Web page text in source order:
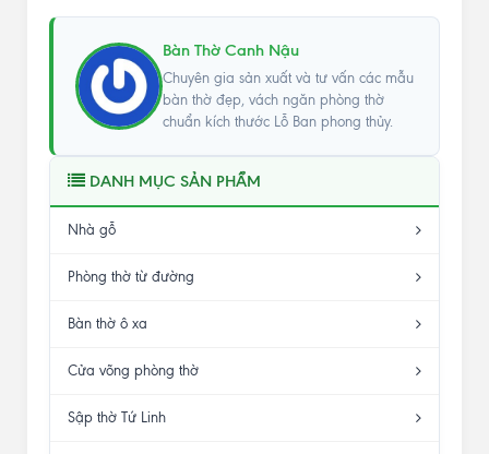
Bàn Thờ Canh Nậu
Chuyên gia sản xuất và tư vấn các mẫu
bàn thờ đẹp, vách ngăn phòng thờ
chuẩn kích thước Lỗ Ban phong thủy.
DANH MỤC SẢN PHẨM
Nhà gỗ
Phòng thờ từ đường
Bàn thờ ô xa
Cửa võng phòng thờ
Sập thờ Tứ Linh